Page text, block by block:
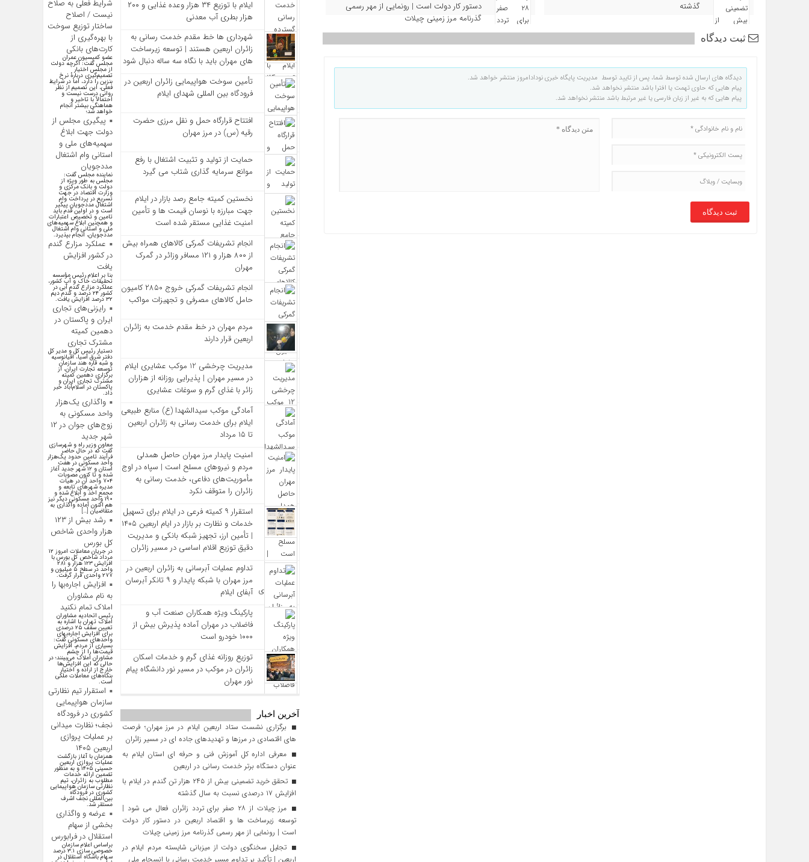
گذشته
دستور کار دولت است | رونمایی از مهر رسمی
گذرنامه مرز زمینی چیلات
ثبت دیدگاه
دیدگاه های ارسال شده توسط شما، پس از تایید توسط مدیریت پایگاه خبری نودادامروز منتشر خواهد شد.
پیام هایی که حاوی تهمت یا افترا باشد منتشر نخواهد شد.
پیام هایی که به غیر از زبان فارسی یا غیر مرتبط باشد منتشر نخواهد شد.
ایلام با توزیع ۳۴ هزار وعده غذایی و ۲۰۰
هزار بطری آب معدنی
شهرداری‌ ها خط مقدم خدمت ‌رسانی به
زائران اربعین هستند | توسعه زیرساخت
‌های مهران باید با نگاه سه‌ ساله دنبال شود
تأمین سوخت هواپیمایی زائران اربعین در
فرودگاه بین المللی شهدای ایلام
افتتاح قرارگاه حمل‌ و نقل مرزی حضرت
رقیه (س) در مرز مهران
حمایت از تولید و تثبیت اشتغال با رفع
موانع سرمایه‌ گذاری شتاب می‌ گیرد
نخستین کمیته جامع رصد بازار در ایلام
جهت مبارزه با نوسان قیمت‌ ها و تأمین
امنیت غذایی مستقر شده است
انجام تشریفات گمرکی کالاهای همراه بیش
از ۸۰۰ هزار و ۱۲۱ مسافر وزائر در گمرک
مهران
انجام تشریفات گمرکی خروج ۲۸۵۰ کامیون
حامل کالاهای مصرفی و تجهیزات مواکب
مردم مهران در خط مقدم خدمت به زائران
اربعین قرار دارند
مدیریت چرخشی 12 موکب‌ عشایری ایلام
در مسیر مهران | پذیرایی روزانه از هزاران
زائر با غذای گرم و سوغات عشایری
آمادگی موکب سیدالشهدا (ع) منابع طبیعی
ایلام برای خدمت‌ رسانی به زائران اربعین
تا ۱۵ مرداد
امنیت پایدار مرز مهران حاصل همدلی
مردم و نیروهای مسلح است | سپاه در اوج
مأموریت‌های دفاعی، خدمت‌ رسانی به
زائران را متوقف نکرد
استقرار ۹ کمیته فرعی در ایلام برای تسهیل
خدمات و نظارت بر بازار در ایام اربعین ۱۴۰۵
| تأمین ارز، تجهیز شبکه بانکی و مدیریت
دقیق توزیع اقلام اساسی در مسیر زائران
تداوم عملیات آبرسانی به زائران اربعین در
مرز مهران با شبکه پایدار و ۹ تانکر آبرسان
آبفای ایلام
پارکینگ ویژه همکاران صنعت آب و
فاضلاب در مهران آماده پذیرش بیش از
۱۰۰۰ خودرو است
توزیع روزانه غذای گرم و خدمات اسکان
زائران در موکب در مسیر نور دانشگاه پیام
نور مهران
آخرین اخبار
برگزاری نشست ستاد اربعین ایلام در مرز مهران؛ فرصت‌
های اقتصادی در مرزها و تهدیدهای جاده‌ ای در مسیر زائران
معرفی اداره کل آموزش فنی و حرفه‌ ای استان ایلام به‌
عنوان دستگاه برتر خدمت‌ رسانی در اربعین
تحقق خرید تضمینی بیش از ۲۴۵ هزار تن گندم در ایلام با
افزایش ۱۷ درصدی نسبت به سال گذشته
مرز چیلات از ۲۸ صفر برای تردد زائران فعال می‌ شود |
توسعه زیرساخت‌ ها و اقتصاد اربعین در دستور کار دولت
است | رونمایی از مهر رسمی گذرنامه مرز زمینی چیلات
تجلیل سخنگوی دولت از میزبانی شایسته مردم ایلام در
اربعین | تأکید بر تداوم مسیر خدمت‌ رسانی با انسجام ملی
شرایط فعلی به صلاح
نیست / اصلاح
ساختار توزیع سوخت
با بهره‌گیری از
کارت‌های بانکی
عضو کمیسیون عمران
مجلس گفت: اگرچه دولت
از مجلس اختیار
تصمیم‌گیری دربارهٔ نرخ
بنزین را دارد، اما در شرایط
فعلی، این تصمیم از نظر
روانی درست نیست و
احتمالاً با تاخیر و
هماهنگی بیشتر انجام
خواهد شد؛
پیگیری مجلس از
دولت جهت ابلاغ
سهمیه‌های ملی و
استانی وام اشتغال
مددجویان
نماینده مجلس گفت:
مجلس به طور ویژه از
دولت و بانک مرکزی و
وزارت اقتصاد در جهت
تسریع در پرداخت وام
اشتغال مددجویان پیگیر
است و در اولین قدم باید
تامین و تخصیص اعتبارات
و همچنین ابلاغ سهمیه‌های
ملی و استانی وام اشتغال
مددجویان، انجام بپذیرد.
عملکرد مزارع گندم
در کشور افزایش
یافت
بنا بر اعلام رئیس مؤسسه
تحقیقات خاک و آب کشور،
عملکرد مزارع گندم آبی در
کشور ۲۴ درصد و گندم دیم
۳۲ درصد افزایش یافت.
رایزنی‌های تجاری
ایران و پاکستان در
دهمین کمیته
مشترک تجاری
دستیار رئیس کل و مدیر کل
دفتر شرق آسیا، اقیانوسیه
و شبه قاره هند سازمان
توسعه تجارت ایران، از
برگزاری دهمین کمیته
مشترک تجاری ایران و
پاکستان در اسلام‌آباد خبر
داد.
واگذاری یک‌هزار
واحد مسکونی به
زوج‌های جوان در ۱۲
شهر جدید
معاون وزیر راه و شهرسازی
گفت که در حال حاضر
فرآیند تامین حدود یک‌هزار
واحد مسکونی در هفت
استان و ۱۲ شهر جدید آغاز
شده و تا کنون مصوبات
۷۰۴ واحد آن در هیات
مدیره شهرهای تابعه و
مجمع اخذ و ابلاغ شده و
۱۹۰ واحد مسکونی دیگر نیز
هم اکنون آماده واگذاری به
متقاضیان […]
رشد بیش از ۱۲۳
هزار واحدی شاخص
کل بورس
در جریان معاملات امروز ۱۲
مرداد شاخص کل بورس با
افزایش ۱۲۳ هزار و ۲۸۱
واحد در سطح ۵ میلیون و
۲۷۷ واحدی قرار گرفت.
افزایش اجاره‌بها را
به نام مشاوران
املاک تمام نکنید
رئیس اتحادیه مشاوران
املاک تهران با اشاره به
تعیین سقف ۲۵ درصدی
برای افزایش اجاره‌بهای
واحد‌های مسکونی گفت:
بسیاری از مردم، افزایش
قیمت‌ها را از چشم
مشاوران املاک می‌بینند؛ در
حالی که این افزایش‌ها
خارج از اراده و اختیار
بنگاه‌های معاملات ملکی
است.
استقرار تیم نظارتی
سازمان هواپیمایی
کشوری در فرودگاه
نجف؛ نظارت میدانی
بر عملیات پروازی
اربعین ۱۴۰۵
همزمان با آغاز بازگشت
عملیات پروازی اربعین
حسینی ۱۴۰۵ و به منظور
تضمین ارائه خدمات
مطلوب به زائران، تیم
نظارتی سازمان هواپیمایی
کشوری در فرودگاه
بین‌المللی نجف اشرف
مستقر شد.
عرضه و واگذاری
بخشی از سهام
استقلال در فرابورس
براساس اعلام سازمان
خصوصی سازی ۳.۱ درصد
سهام باشگاه استقلال در